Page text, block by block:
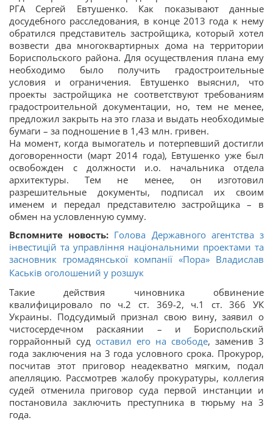
РГА Сергей Евтушенко. Как показывают данные
досудебного расследования, в конце 2013 года к нему
обратился представитель застройщика, который хотел
возвести два многоквартирных дома на территории
Бориспольского района. Для осуществления плана ему
необходимо было получить градостроительные
условия и ограничения. Евтушенко выяснил, что
проекты застройщика не соответствуют требованиям
градостроительной документации, но, тем не менее,
предложил закрыть на это глаза и выдать необходимые
бумаги – за подношение в 1,43 млн. гривен.
На момент, когда вымогатель и потерпевший достигли
договоренности (март 2014 года), Евтушенко уже был
освобожден с должности и.о. начальника отдела
архитектуры. Тем не менее, он изготовил
разрешительные документы, подписал их своим
именем и передал представителю застройщика – в
обмен на условленную сумму.
Вспомните новость: Голова Державного агентства з
інвестицій та управління національними проектами та
засновник громадянської компанії «Пора» Владислав
Каськів оголошений у розшук
Такие действия чиновника обвинение
квалифицировало по ч.2 ст. 369-2, ч.1 ст. 366 УК
Украины. Подсудимый признал свою вину, заявил о
чистосердечном раскаянии – и Бориспольский
горрайонный суд оставил его на свободе, заменив 3
года заключения на 3 года условного срока. Прокурор,
посчитав этот приговор неадекватно мягким, подал
апелляцию. Рассмотрев жалобу прокуратуры, коллегия
судей отменила приговор суда первой инстанции и
постановила заключить преступника в тюрьму на 3
года.